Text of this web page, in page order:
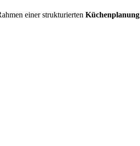
einer strukturierten Küchenplanung